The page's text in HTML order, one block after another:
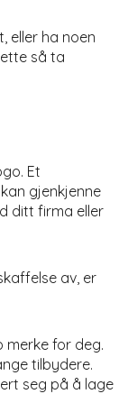
eller ha noen
så ta
Et
gjenkjenne
ditt firma eller
av, er
merke for deg.
tilbydere.
seg på å lage